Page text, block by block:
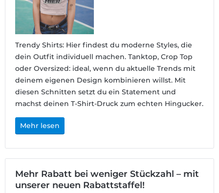
Trendy Shirts: Hier findest du moderne Styles, die
dein Outfit individuell machen. Tanktop, Crop Top
oder Oversized: ideal, wenn du aktuelle Trends mit
deinem eigenen Design kombinieren willst. Mit
diesen Schnitten setzt du ein Statement und
machst deinen T-Shirt-Druck zum echten Hingucker.
Mehr lesen
Mehr Rabatt bei weniger Stückzahl – mit
unserer neuen Rabattstaffel!